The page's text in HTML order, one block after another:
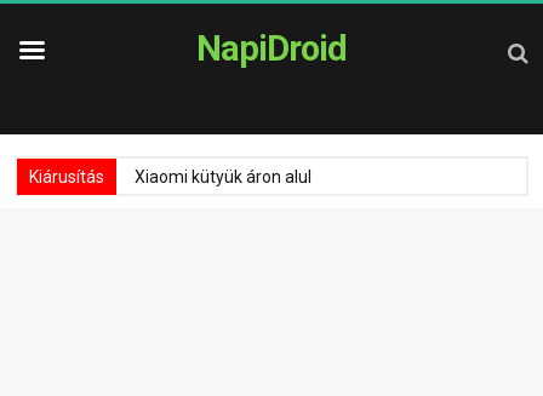
NapiDroid
Kiárusítás Xiaomi kütyük áron alul